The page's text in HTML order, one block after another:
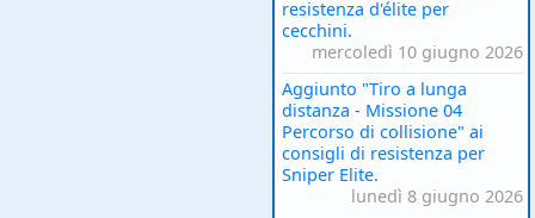
resistenza d'élite per
cecchini.
mercoledì 10 giugno 2026
Aggiunto "Tiro a lunga
distanza - Missione 04
Percorso di collisione" ai
consigli di resistenza per
Sniper Elite.
lunedì 8 giugno 2026